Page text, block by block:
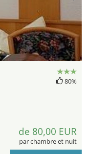
80%
de 80,00 EUR
par chambre et nuit